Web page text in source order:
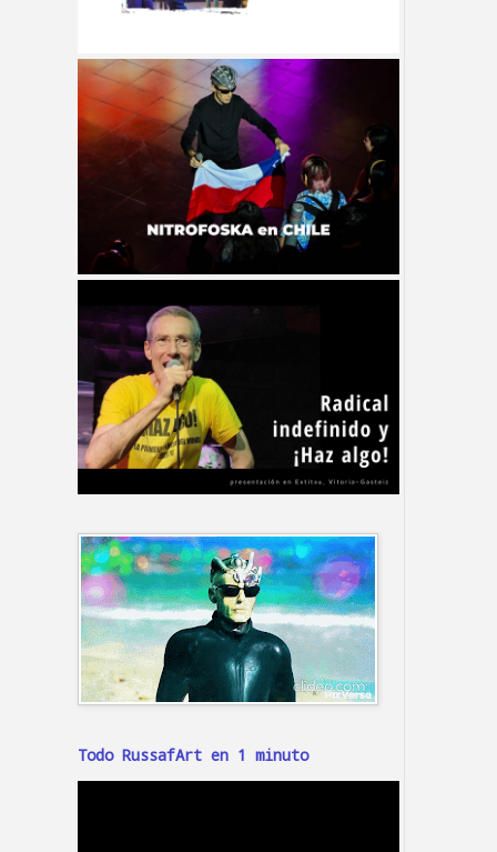
Todo RussafArt en 1 minuto